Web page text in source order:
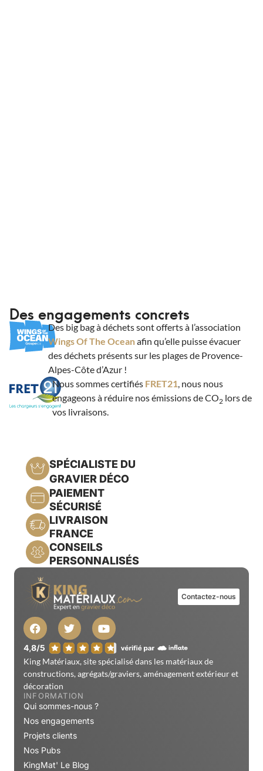
Des engagements concrets
Des big bag à déchets sont offerts à l’association
Wings Of The Oceanafin qu’elle puisse évacuer
des déchets présents sur les plages de Provence-
Alpes-Côte d’Azur !
Nous sommes certifiés FRET21, nous nous
engageons à réduire nos émissions de CO2lors de
vos livraisons.
SPÉCIALISTE DU
GRAVIER DÉCO
PAIEMENT
SÉCURISÉ
LIVRAISON
FRANCE
CONSEILS
PERSONNALISÉS
Contactez-nous
King Matériaux, site spécialisé dans les matériaux de
constructions, agrégats/graviers, aménagement extérieur et
décoration
INFORMATION
Qui sommes-nous ?
Nos engagements
Projets clients
Nos Pubs
KingMat' Le Blog